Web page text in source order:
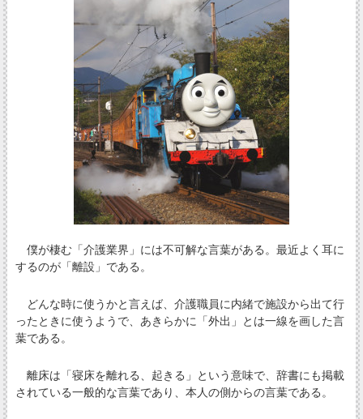
僕が棲む「介護業界」には不可解な言葉がある。最近よく耳に
するのが「離設」である。
どんな時に使うかと言えば、介護職員に内緒で施設から出て行
ったときに使うようで、あきらかに「外出」とは一線を画した言
葉である。
離床は「寝床を離れる、起きる」という意味で、辞書にも掲載
されている一般的な言葉であり、本人の側からの言葉である。